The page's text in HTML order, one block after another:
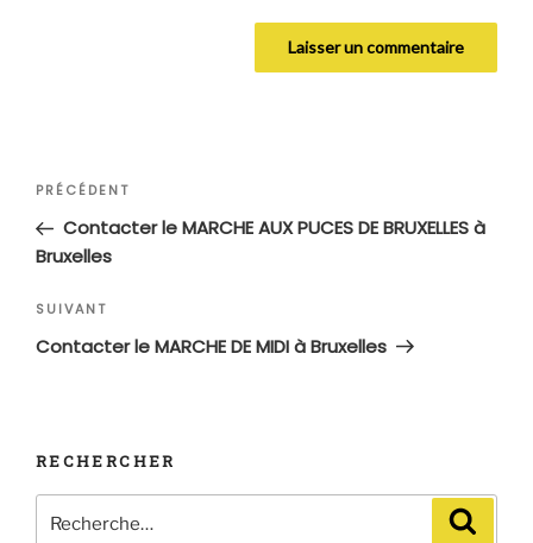
Navigation
l’article
Article
précédent
PRÉCÉDENT
Contacter le MARCHE AUX PUCES DE BRUXELLES à
Bruxelles
Article
suivant
SUIVANT
Contacter le MARCHE DE MIDI à Bruxelles
RECHERCHER
pour